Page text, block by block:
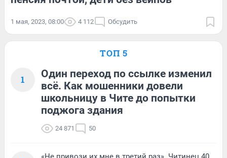
1 мая, 2023, 08:00 4 112 Обсудить
ТОП 5
1
Один переход по ссылке изменил
всё. Как мошенники довели
школьницу в Чите до попытки
поджога здания
24 871 50